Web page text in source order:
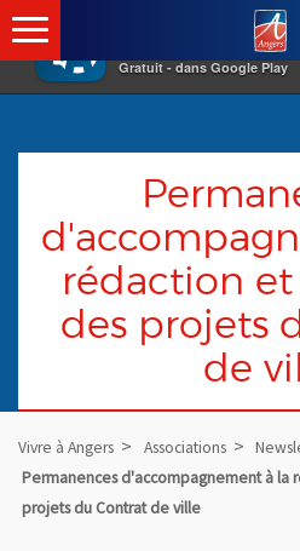
×
Gratuit - dans Google Play
rédaction et
des projets
de
Vivre à Angers Associations
Permanences d'accompagnement à la
projets du Contrat de ville